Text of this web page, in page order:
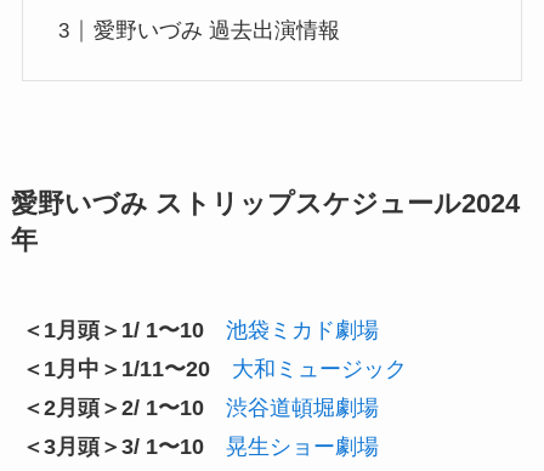
愛野いづみ 過去出演情報
愛野いづみ ストリップスケジュール2024
年
＜1月頭＞1/ 1〜10
池袋ミカド劇場
＜1月中＞1/11〜20
大和ミュージック
＜2月頭＞2/ 1〜10
渋谷道頓堀劇場
＜3月頭＞3/ 1〜10
晃生ショー劇場